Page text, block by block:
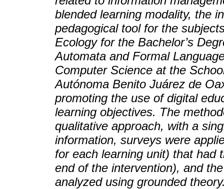
blended learning modality, the
pedagogical tool for the
Ecology for the Bachelor’s
Automata and Formal
Computer Science at the
Autónoma Benito Juárez de
promoting the use of digital
learning objectives. The
qualitative approach, with a
information, surveys were
for each learning unit) that had
end of the intervention), and
analyzed using grounded